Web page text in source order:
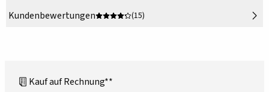
Kundenbewertungen
(15)
Kauf auf Rechnung**